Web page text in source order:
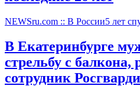
NEWSru.com :: В России5 лет
В Екатеринбурге
стрельбу с
сотрудник